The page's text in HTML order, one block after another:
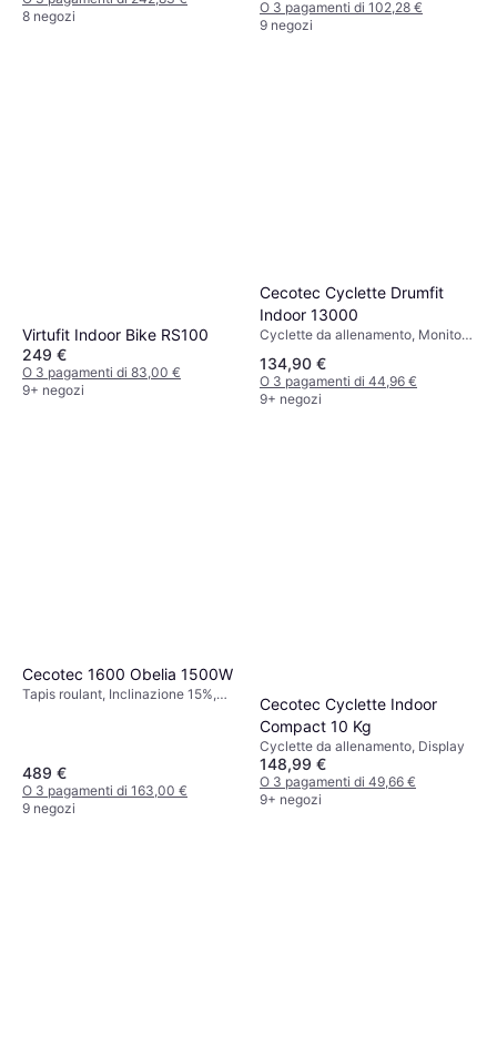
8 negozi
O 3 pagamenti di 102,28 €
9 negozi
Virtufit Indoor Bike RS100
249 €
O 3 pagamenti di 83,00 €
9+ negozi
Cecotec Cyclette Drumfit
Indoor 13000
Cyclette da allenamento, Monitor
Ruote di trasporto, Sella regolabile
134,90 €
O 3 pagamenti di 44,96 €
9+ negozi
Cecotec 1600 Obelia 1500W
Tapis roulant, Inclinazione 15%,
489 €
O 3 pagamenti di 163,00 €
9 negozi
Cecotec Cyclette Indoor
Compact 10 Kg
Cyclette da allenamento, Display
148,99 €
O 3 pagamenti di 49,66 €
9+ negozi